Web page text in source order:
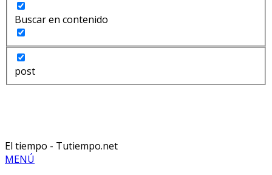
Buscar en contenido
post
El tiempo - Tutiempo.net
MENÚ